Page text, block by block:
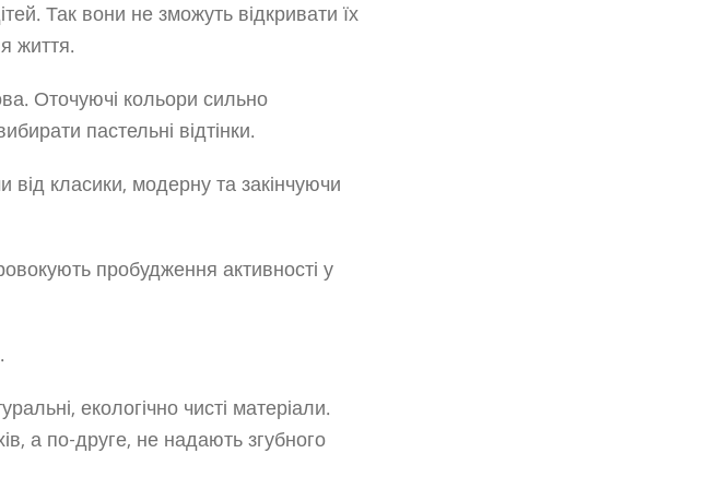
Так вони не зможуть відкривати їх
життя.
Оточуючі кольори сильно
пастельні відтінки.
класики, модерну та закінчуючи
пробудження активності у
екологічно чисті матеріали.
а по-друге, не надають згубного